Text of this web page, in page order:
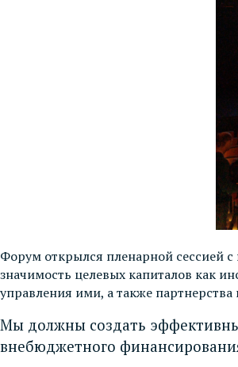
Форум открылся пленарной сессией
значимость целевых капиталов как
управления ими, а также
Мы должны создать
внебюджетного